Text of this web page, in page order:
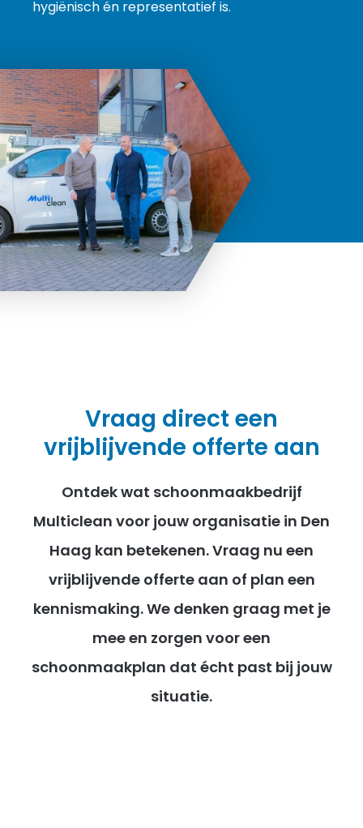
hygiënisch én representatief is.
Vraag direct een
vrijblijvende offerte aan
Ontdek wat schoonmaakbedrijf
Multiclean voor jouw organisatie in Den
Haag kan betekenen. Vraag nu een
vrijblijvende offerte aan of plan een
kennismaking. We denken graag met je
mee en zorgen voor een
schoonmaakplan dat écht past bij jouw
situatie.